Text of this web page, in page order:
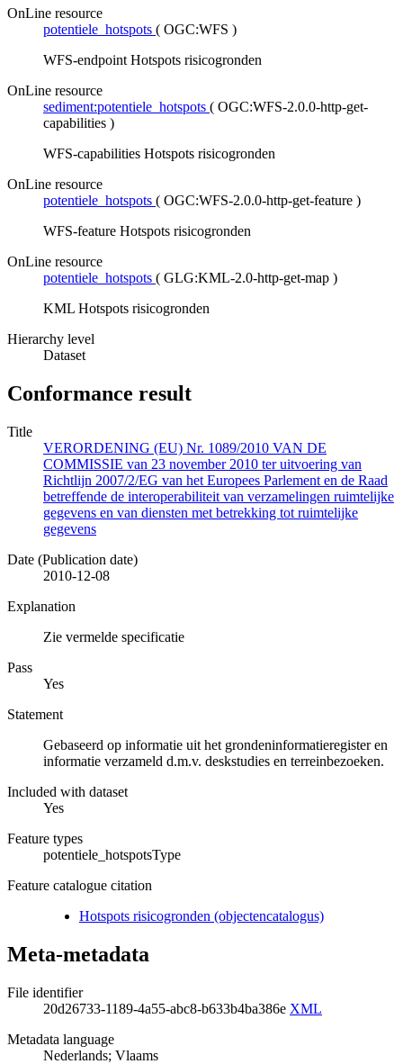
OnLine resource
potentiele_hotspots ( OGC:WFS )
WFS-endpoint Hotspots risicogronden
OnLine resource
sediment:potentiele_hotspots ( OGC:WFS-2.0.0-http-get-
capabilities )
WFS-capabilities Hotspots risicogronden
OnLine resource
potentiele_hotspots ( OGC:WFS-2.0.0-http-get-feature )
WFS-feature Hotspots risicogronden
OnLine resource
potentiele_hotspots ( GLG:KML-2.0-http-get-map )
KML Hotspots risicogronden
Hierarchy level
Dataset
Conformance result
Title
VERORDENING (EU) Nr. 1089/2010 VAN DE
COMMISSIE van 23 november 2010 ter uitvoering van
Richtlijn 2007/2/EG van het Europees Parlement en de Raad
betreffende de interoperabiliteit van verzamelingen ruimtelijke
gegevens en van diensten met betrekking tot ruimtelijke
gegevens
Date (Publication date)
2010-12-08
Explanation
Zie vermelde specificatie
Pass
Yes
Statement
Gebaseerd op informatie uit het grondeninformatieregister en
informatie verzameld d.m.v. deskstudies en terreinbezoeken.
Included with dataset
Yes
Feature types
potentiele_hotspotsType
Feature catalogue citation
Hotspots risicogronden (objectencatalogus)
Meta-metadata
File identifier
20d26733-1189-4a55-abc8-b633b4ba386e XML
Metadata language
Nederlands; Vlaams